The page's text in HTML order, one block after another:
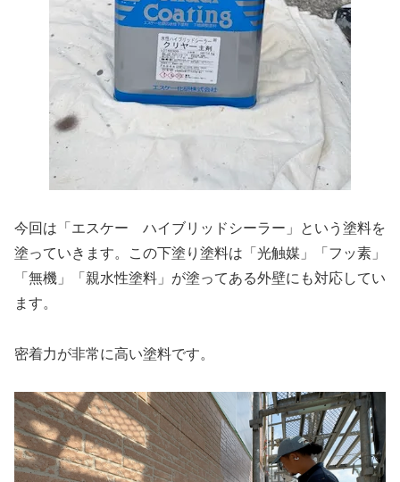
今回は「エスケー ハイブリッドシーラー」という塗料を
塗っていきます。この下塗り塗料は「光触媒」「フッ素」
「無機」「親水性塗料」が塗ってある外壁にも対応してい
ます。
密着力が非常に高い塗料です。